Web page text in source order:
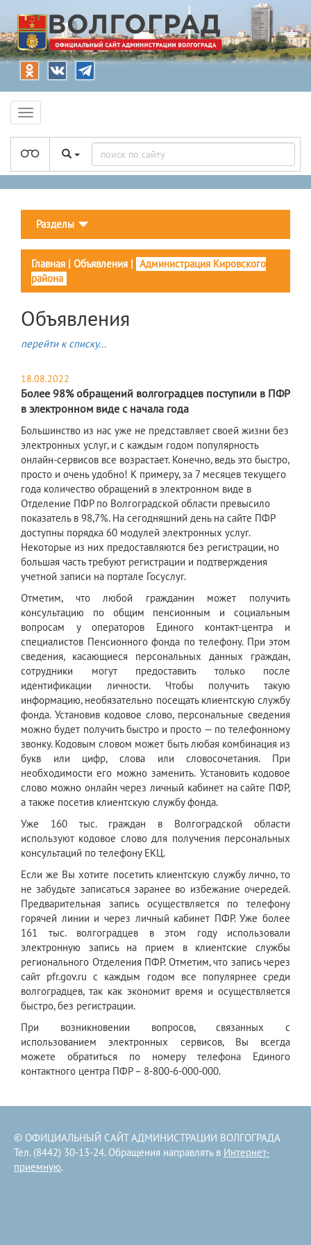
Разделы
Главная | Объявления | Администрация Кировского
района
Объявления
перейти к списку...
18.08.2022
Более 98% обращений волгоградцев поступили в ПФР
в электронном виде с начала года
​Большинство из нас уже не представляет своей жизни без
электронных услуг, и с каждым годом популярность
онлайн-сервисов все возрастает. Конечно, ведь это быстро,
просто и очень удобно! К примеру, за 7 месяцев текущего
года количество обращений в электронном виде в
Отделение ПФР по Волгоградской области превысило
показатель в 98,7%. На сегодняшний день на сайте ПФР
доступны порядка 60 модулей электронных услуг.
Некоторые из них предоставляются без регистрации, но
большая часть требуют регистрации и подтверждения
учетной записи на портале Госуслуг.
Отметим, что любой гражданин может получить
консультацию по общим пенсионным и социальным
вопросам у операторов Единого контакт-центра и
специалистов Пенсионного фонда по телефону. При этом
сведения, касающиеся персональных данных граждан,
сотрудники могут предоставить только после
идентификации личности. Чтобы получить такую
информацию, необязательно посещать клиентскую службу
фонда. Установив кодовое слово, персональные сведения
можно будет получить быстро и просто — по телефонному
звонку. Кодовым словом может быть любая комбинация из
букв или цифр, слова или словосочетания. При
необходимости его можно заменить. Установить кодовое
слово можно онлайн через личный кабинет на сайте ПФР,
а также посетив клиентскую службу фонда.
Уже 160 тыс. граждан в Волгоградской области
используют кодовое слово для получения персональных
консультаций по телефону ЕКЦ.
Если же Вы хотите посетить клиентскую службу лично, то
не забудьте записаться заранее во избежание очередей.
Предварительная запись осуществляется по телефону
горячей линии и через личный кабинет ПФР. Уже более
161 тыс. волгоградцев в этом году использовали
электронную запись на прием в клиентские службы
регионального Отделения ПФР. Отметим, что запись через
сайт pfr.gov.ru с каждым годом все популярнее среди
волгоградцев, так как экономит время и осуществляется
быстро, без регистрации.
При возникновении вопросов, связанных с
использованием электронных сервисов, Вы всегда
можете обратиться по номеру телефона Единого
контактного центра ПФР – 8-800-6-000-000.
© ОФИЦИАЛЬНЫЙ САЙТ АДМИНИСТРАЦИИ ВОЛГОГРАДА
Тел. (8442) 30-13-24. Обращения направлять в Интернет-
приемную.